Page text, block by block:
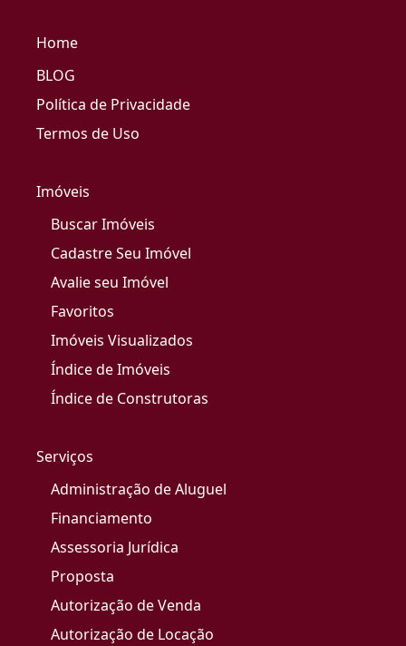
Home
BLOG
Política de Privacidade
Termos de Uso
Imóveis
Buscar Imóveis
Cadastre Seu Imóvel
Avalie seu Imóvel
Favoritos
Imóveis Visualizados
Índice de Imóveis
Índice de Construtoras
Serviços
Administração de Aluguel
Financiamento
Assessoria Jurídica
Proposta
Autorização de Venda
Autorização de Locação